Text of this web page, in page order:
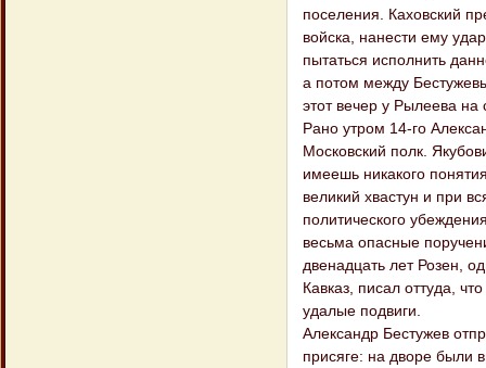
поселения. Каховский
войска, нанести ему
пытаться исполнить
а потом между
этот вечер у Рылеева
Рано утром 14-го
Московский полк.
имеешь никакого
великий хвастун и при
политического
весьма опасные
двенадцать лет Розен,
Кавказ, писал оттуда,
удалые подвиги.
Александр Бестужев
присяге: на дворе были